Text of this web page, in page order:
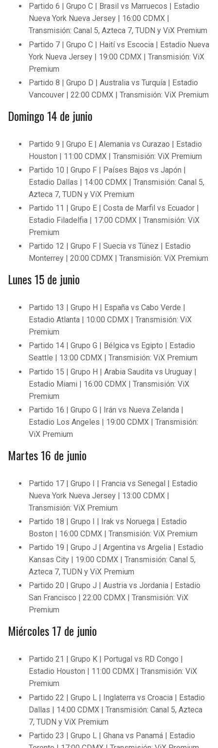
Partido 6 | Grupo C | Brasil vs Marruecos | Estadio
Nueva York Nueva Jersey | 16:00 CDMX |
Transmisión: Canal 5, Azteca 7, TUDN y ViX Premium
Partido 7 | Grupo C | Haití vs Escocia | Estadio Nueva
York Nueva Jersey | 19:00 CDMX | Transmisión: ViX
Premium
Partido 8 | Grupo D | Australia vs Turquía | Estadio
Vancouver | 22:00 CDMX | Transmisión: ViX Premium
Domingo 14 de junio
Partido 9 | Grupo E | Alemania vs Curazao | Estadio
Houston | 11:00 CDMX | Transmisión: ViX Premium
Partido 10 | Grupo F | Países Bajos vs Japón |
Estadio Dallas | 14:00 CDMX | Transmisión: Canal 5,
Azteca 7, TUDN y ViX Premium
Partido 11 | Grupo E | Costa de Marfil vs Ecuador |
Estadio Filadelfia | 17:00 CDMX | Transmisión: ViX
Premium
Partido 12 | Grupo F | Suecia vs Túnez | Estadio
Monterrey | 20:00 CDMX | Transmisión: ViX Premium
Lunes 15 de junio
Partido 13 | Grupo H | España vs Cabo Verde |
Estadio Atlanta | 10:00 CDMX | Transmisión: ViX
Premium
Partido 14 | Grupo G | Bélgica vs Egipto | Estadio
Seattle | 13:00 CDMX | Transmisión: ViX Premium
Partido 15 | Grupo H | Arabia Saudita vs Uruguay |
Estadio Miami | 16:00 CDMX | Transmisión: ViX
Premium
Partido 16 | Grupo G | Irán vs Nueva Zelanda |
Estadio Los Angeles | 19:00 CDMX | Transmisión:
ViX Premium
Martes 16 de junio
Partido 17 | Grupo I | Francia vs Senegal | Estadio
Nueva York Nueva Jersey | 13:00 CDMX |
Transmisión: ViX Premium
Partido 18 | Grupo I | Irak vs Noruega | Estadio
Boston | 16:00 CDMX | Transmisión: ViX Premium
Partido 19 | Grupo J | Argentina vs Argelia | Estadio
Kansas City | 19:00 CDMX | Transmisión: Canal 5,
Azteca 7, TUDN y ViX Premium
Partido 20 | Grupo J | Austria vs Jordania | Estadio
San Francisco | 22:00 CDMX | Transmisión: ViX
Premium
Miércoles 17 de junio
Partido 21 | Grupo K | Portugal vs RD Congo |
Estadio Houston | 11:00 CDMX | Transmisión: ViX
Premium
Partido 22 | Grupo L | Inglaterra vs Croacia | Estadio
Dallas | 14:00 CDMX | Transmisión: Canal 5, Azteca
7, TUDN y ViX Premium
Partido 23 | Grupo L | Ghana vs Panamá | Estadio